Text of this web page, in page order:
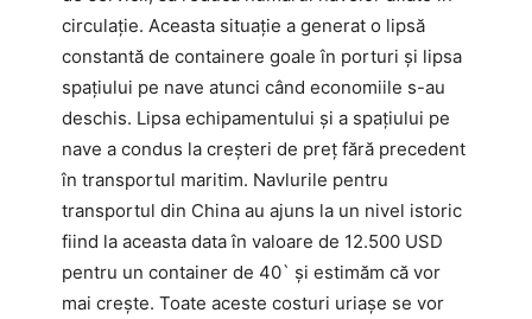
circulație. Aceasta situație a generat o lipsă
constantă de containere goale în porturi și lipsa
spațiului pe nave atunci când economiile s-au
deschis. Lipsa echipamentului și a spațiului pe
nave a condus la creșteri de preț fără precedent
în transportul maritim. Navlurile pentru
transportul din China au ajuns la un nivel istoric
fiind la aceasta data în valoare de 12.500 USD
pentru un container de 40` și estimăm că vor
mai crește. Toate aceste costuri uriașe se vor